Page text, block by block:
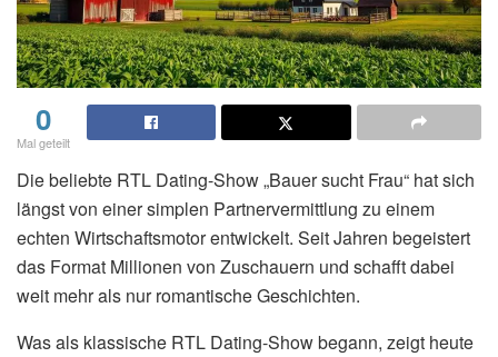
0
Mal geteilt
Die beliebte RTL Dating-Show „Bauer sucht Frau“ hat sich
längst von einer simplen Partnervermittlung zu einem
echten Wirtschaftsmotor entwickelt. Seit Jahren begeistert
das Format Millionen von Zuschauern und schafft dabei
weit mehr als nur romantische Geschichten.
Was als klassische RTL Dating-Show begann, zeigt heute